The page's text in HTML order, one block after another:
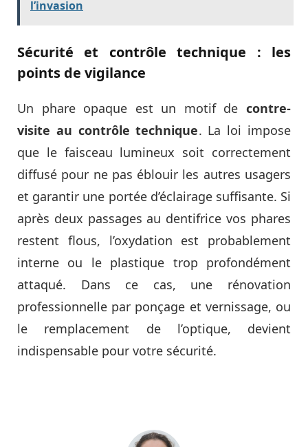
l’invasion
Sécurité et contrôle technique : les
points de vigilance
Un phare opaque est un motif de contre-
visite au contrôle technique. La loi impose
que le faisceau lumineux soit correctement
diffusé pour ne pas éblouir les autres usagers
et garantir une portée d’éclairage suffisante. Si
après deux passages au dentifrice vos phares
restent flous, l’oxydation est probablement
interne ou le plastique trop profondément
attaqué. Dans ce cas, une rénovation
professionnelle par ponçage et vernissage, ou
le remplacement de l’optique, devient
indispensable pour votre sécurité.